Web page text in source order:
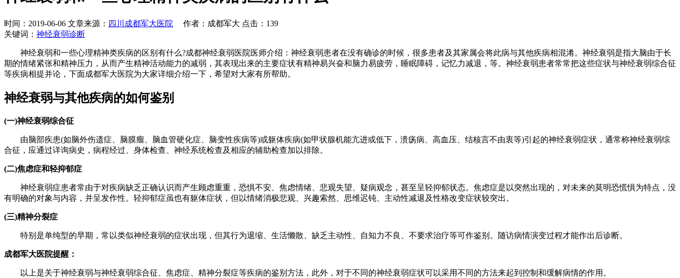
时间：2019-06-06 文章来源： 四川成都军大医院 作者：成都军大 点击：139
关键词： 神经衰弱诊断
神经衰弱和一些心理精神类疾病的区别有什么?成都神经衰弱医院医师介绍：神经衰弱患者在没有确诊的时候，很多患者及其家属会将此病与其他疾病相混淆。神经衰弱是指大脑由于长
期的情绪紧张和精神压力，从而产生精神活动能力的减弱，其表现出来的主要症状有精神易兴奋和脑力易疲劳，睡眠障碍，记忆力减退，等。神经衰弱患者常常把这些症状与神经衰弱综合征
等疾病相提并论，下面成都军大医院为大家详细介绍一下，希望对大家有所帮助。
神经衰弱与其他疾病的如何鉴别
(一)神经衰弱综合征
由脑部疾患(如脑外伤遗症、脑膜瘤、脑血管硬化症、脑变性疾病等)或躯体疾病(如甲状腺机能亢进或低下，溃疡病、高血压、结核言不由衷等)引起的神经衰弱症状，通常称神经衰弱综
合征，应通过详询病史，病程经过、身体检查、神经系统检查及相应的辅助检查加以排除。
(二)焦虑症和轻抑郁症
神经衰弱症患者常由于对疾病缺乏正确认识而产生顾虑重重，恐惧不安、焦虑情绪、悲观失望、疑病观念，甚至呈轻抑郁状态。焦虑症是以突然出现的，对未来的莫明恐慌惧为特点，没
有明确的对象与内容，并呈发作性。轻抑郁症虽也有躯体症状，但以情绪消极悲观、兴趣索然、思维迟钝、主动性减退及性格改变症状较突出。
(三)精神分裂症
特别是单纯型的早期，常以类似神经衰弱的症状出现，但其行为退缩、生活懒散、缺乏主动性、自知力不良、不要求治疗等可作鉴别。随访病情演变过程才能作出后诊断。
成都军大医院提醒：
以上是关于神经衰弱与神经衰弱综合征、焦虑症、精神分裂症等疾病的鉴别方法，此外，对于不同的神经衰弱症状可以采用不同的方法来起到控制和缓解病情的作用。